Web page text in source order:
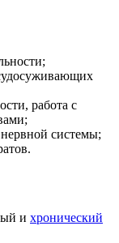
работа с
системы;
и хронический